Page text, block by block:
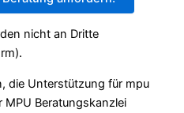
nicht an Dritte
die Unterstützung für mpu
MPU Beratungskanzlei